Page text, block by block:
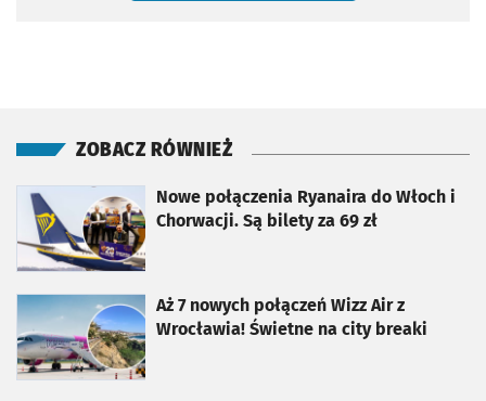
ZOBACZ RÓWNIEŻ
Nowe połączenia Ryanaira do Włoch i
Chorwacji. Są bilety za 69 zł
otworzy się w nowej karcie
Aż 7 nowych połączeń Wizz Air z
Wrocławia! Świetne na city breaki
otworzy się w nowej karcie